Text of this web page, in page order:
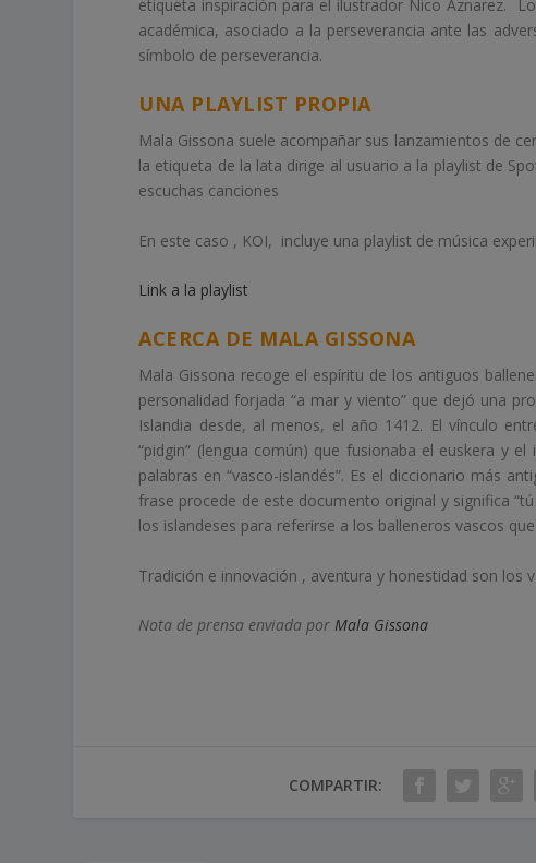
etiqueta inspiración para el ilustrador Nico Aznarez.
académica, asociado a la perseverancia ante las
símbolo de perseverancia.
UNA PLAYLIST PROPIA
Mala Gissona suele acompañar sus lanzamientos de
la etiqueta de la lata dirige al usuario a la playlist de
escuchas canciones
En este caso , KOI, incluye una playlist de música
Link a la playlist
ACERCA DE MALA GISSONA
Mala Gissona recoge el espíritu de los antiguos
personalidad forjada “a mar y viento” que dejó una
Islandia desde, al menos, el año 1412. El vínculo
“pidgin” (lengua común) que fusionaba el euskera y
palabras en “vasco-islandés”. Es el diccionario más
frase procede de este documento original y significa
los islandeses para referirse a los balleneros vascos
Tradición e innovación , aventura y honestidad son los
Nota de prensa enviada porMala Gissona
COMPARTIR: